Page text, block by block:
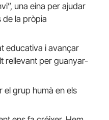
una eina per ajudar
de la pròpia
educativa i avançar
rellevant per guanyar-
el grup humà en els